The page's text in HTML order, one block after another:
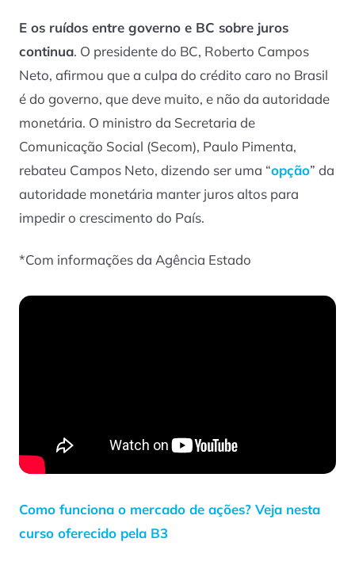
E os ruídos entre governo e BC sobre juros
continua. O presidente do BC, Roberto Campos
Neto, afirmou que a culpa do crédito caro no Brasil
é do governo, que deve muito, e não da autoridade
monetária. O ministro da Secretaria de
Comunicação Social (Secom), Paulo Pimenta,
rebateu Campos Neto, dizendo ser uma “opção” da
autoridade monetária manter juros altos para
impedir o crescimento do País.
*Com informações da Agência Estado
Como funciona o mercado de ações? Veja nesta
curso oferecido pela B3